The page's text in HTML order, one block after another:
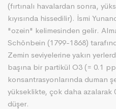
(fırtınalı havalardan sonra,
kıyısında hissedilir). İsmi
"ozein" kelimesinden gelir.
Schönbein (1799-1868)
Zemin seviyelerine yakın
başına bir partikül O3 (= 0.1
konsantrasyonlarında duman
yükseklikte, çok daha azalarak
düşer.